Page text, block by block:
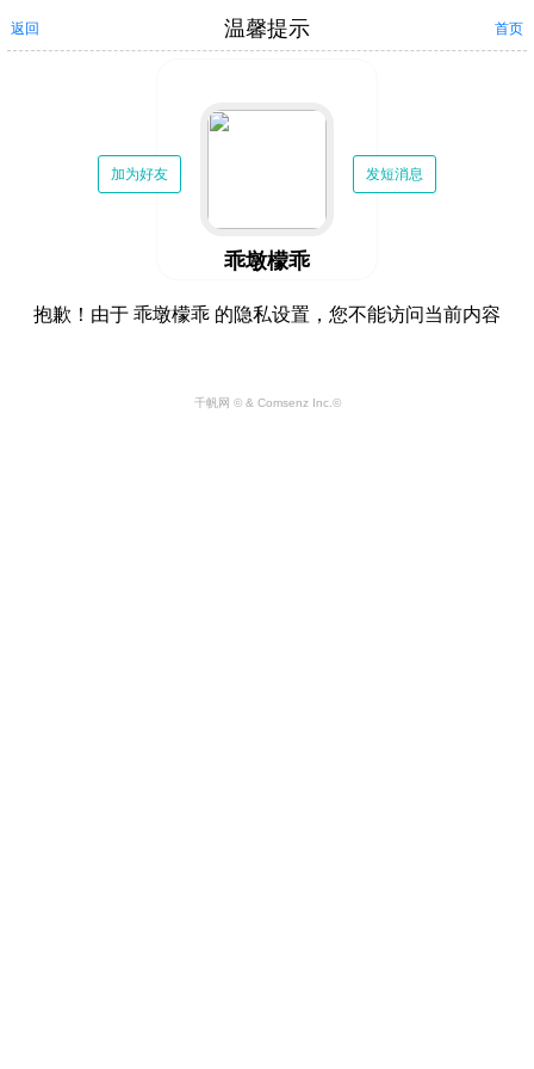
温馨提示
返回 首页
加为好友 发短消息
乖墩檬乖
抱歉！由于 乖墩檬乖 的隐私设置，您不能访问当前内容
千帆网 © & Comsenz Inc.©